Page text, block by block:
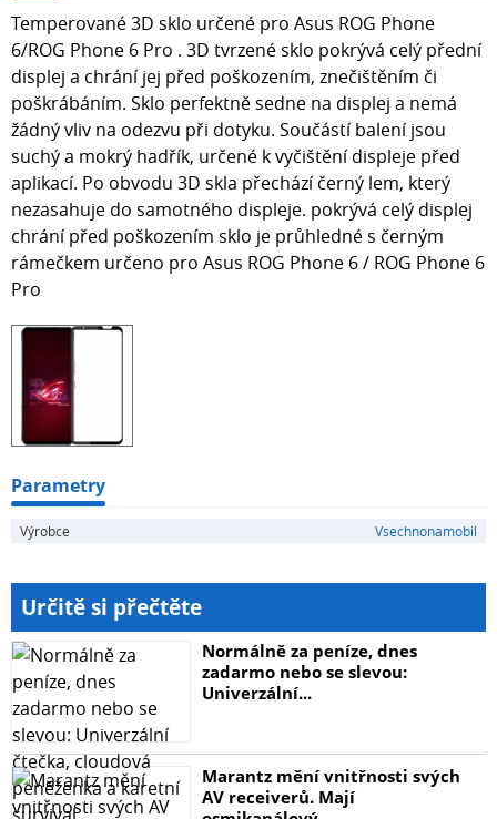
Temperované 3D sklo určené pro Asus ROG Phone
6/ROG Phone 6 Pro . 3D tvrzené sklo pokrývá celý přední
displej a chrání jej před poškozením, znečištěním či
poškrábáním. Sklo perfektně sedne na displej a nemá
žádný vliv na odezvu při dotyku. Součástí balení jsou
suchý a mokrý hadřík, určené k vyčištění displeje před
aplikací. Po obvodu 3D skla přechází černý lem, který
nezasahuje do samotného displeje. pokrývá celý displej
chrání před poškozením sklo je průhledné s černým
rámečkem určeno pro Asus ROG Phone 6 / ROG Phone 6
Pro
Parametry
Výrobce Vsechnonamobil
Určitě si přečtěte
Normálně za peníze, dnes
zadarmo nebo se slevou:
Univerzální...
Marantz mění vnitřnosti svých
AV receiverů. Mají